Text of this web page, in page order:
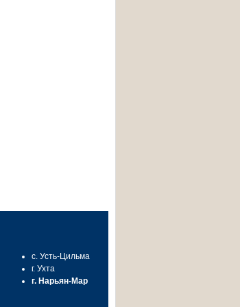
с. Усть-Цильма
г. Ухта
г. Нарьян-Мар